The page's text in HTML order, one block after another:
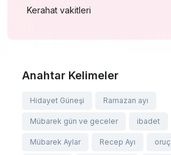
Kerahat vakitleri
Anahtar Kelimeler
Hidayet Güneşi Ramazan ayı
Mübarek gün ve geceler ibadet
Mübarek Aylar Recep Ayı oruç